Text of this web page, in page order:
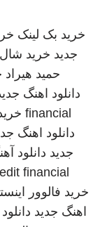
خرید بک لینک
جدید خرید
حمید هیراد
دانلود اهنگ
financial
دانلود اهنگ
جدید دانلود
financial
خرید فالوور
اهنگ جدید